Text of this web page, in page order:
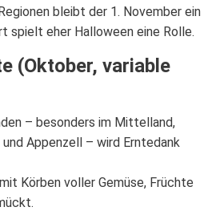
bleibt der 1. November ein
spielt eher Halloween eine Rolle.
(Oktober, variable
– besonders im Mittelland,
und Appenzell – wird Erntedank
Körben voller Gemüse, Früchte